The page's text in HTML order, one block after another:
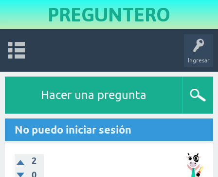
PREGUNTERO
Ingresar
Hacer una pregunta
No puedo iniciar sesión
2
0